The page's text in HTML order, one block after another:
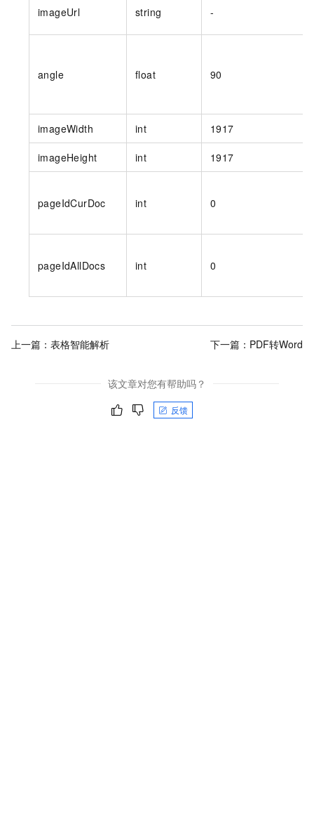
imageUrl string -
angle float 90
imageWidth int 1917
imageHeight int 1917
pageIdCurDoc int 0
pageIdAllDocs int 0
上一篇： 表格智能解析 下一篇： PDF转Word
该文章对您有帮助吗？
反馈